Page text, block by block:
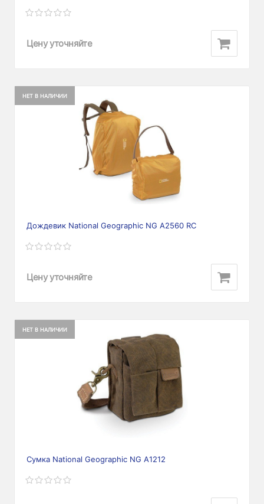
Цену уточняйте
НЕТ В НАЛИЧИИ
Дождевик National Geographic NG A2560 RC
Цену уточняйте
НЕТ В НАЛИЧИИ
Сумка National Geographic NG A1212